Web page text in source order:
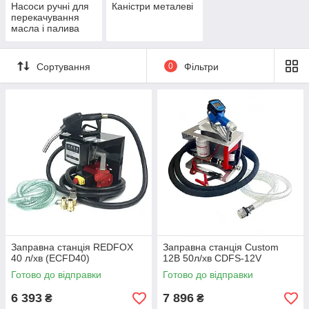
Насоси ручні для
перекачування
масла і палива
Каністри металеві
Сортування 0 Фільтри
Заправна станція REDFOX
40 л/хв (ECFD40)
Готово до відправки
6 393 ₴
Заправна станція Custom
12В 50л/хв CDFS-12V
Готово до відправки
7 896 ₴